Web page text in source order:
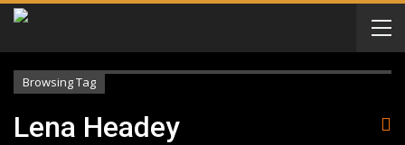
Browsing Tag
Lena Headey